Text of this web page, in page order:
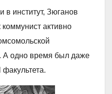
в институт, Зюганов
активно
А одно время был даже